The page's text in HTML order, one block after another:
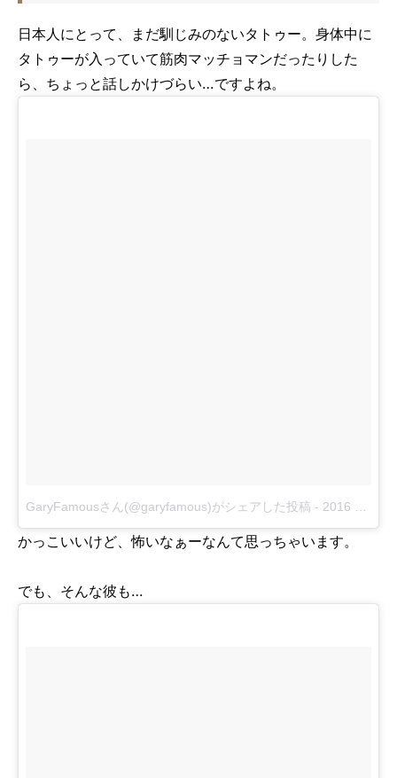
日本人にとって、まだ馴じみのないタトゥー。身体中に
タトゥーが入っていて筋肉マッチョマンだったりした
ら、ちょっと話しかけづらい…ですよね。
GaryFamousさん(@garyfamous)がシェアした投稿 - 2016 9月 26 6:50午前 PDT
かっこいいけど、怖いなぁーなんて思っちゃいます。
でも、そんな彼も…